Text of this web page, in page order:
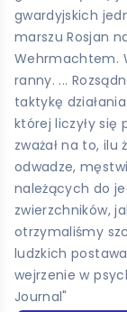
gwardyjskich
marszu Rosjan
Wehrmachtem.
ranny. ...
taktykę
której liczyły się
zważał na to, ilu
odwadze,
należących do
zwierzchników,
otrzymaliśmy
ludzkich
wejrzenie w
Journal"